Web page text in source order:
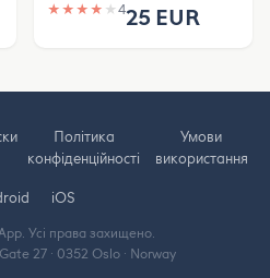
★ ★ ★ ★ ★ 425 EUR
Політика
конфіденційності
Умови
використання
iOS
Усі права захищено.
27 · 0352 Oslo · Norway